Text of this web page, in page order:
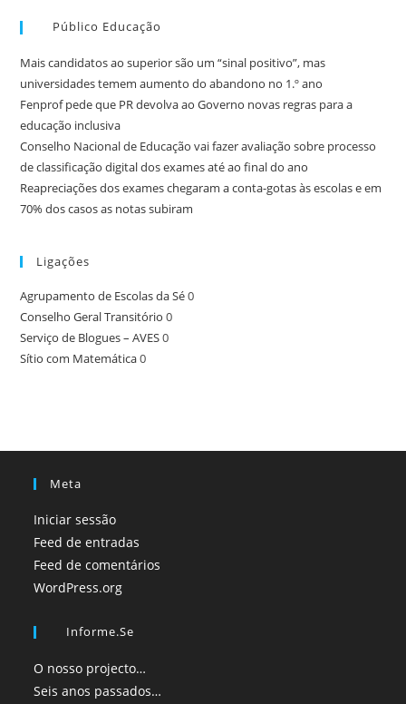
Público Educação
Mais candidatos ao superior são um “sinal positivo”, mas
universidades temem aumento do abandono no 1.º ano
Fenprof pede que PR devolva ao Governo novas regras para a
educação inclusiva
Conselho Nacional de Educação vai fazer avaliação sobre processo
de classificação digital dos exames até ao final do ano
Reapreciações dos exames chegaram a conta-gotas às escolas e em
70% dos casos as notas subiram
Ligações
Agrupamento de Escolas da Sé0
Conselho Geral Transitório 0
Serviço de Blogues – AVES0
Sítio com Matemática0
Meta
Iniciar sessão
Feed de entradas
Feed de comentários
WordPress.org
Informe.se
O nosso projecto…
Seis anos passados…